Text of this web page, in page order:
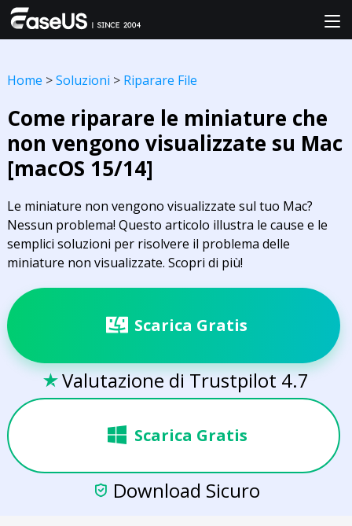
Home >Soluzioni > Riparare File
Come riparare le miniature che
non vengono visualizzate su Mac
[macOS 15/14]
Le miniature non vengono visualizzate sul tuo Mac?
Nessun problema! Questo articolo illustra le cause e le
semplici soluzioni per risolvere il problema delle
miniature non visualizzate. Scopri di più!
Scarica Gratis
 Valutazione di Trustpilot 4.7
Scarica Gratis
 Download Sicuro